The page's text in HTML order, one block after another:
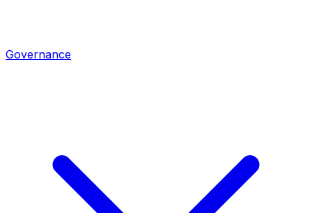
Governance